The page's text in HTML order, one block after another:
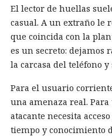
El lector de huellas
casual. A un extraño le
que coincida con la
es un secreto: dejamos
la carcasa del teléfono
Para el usuario
una amenaza real.
atacante necesita
tiempo y conocimiento